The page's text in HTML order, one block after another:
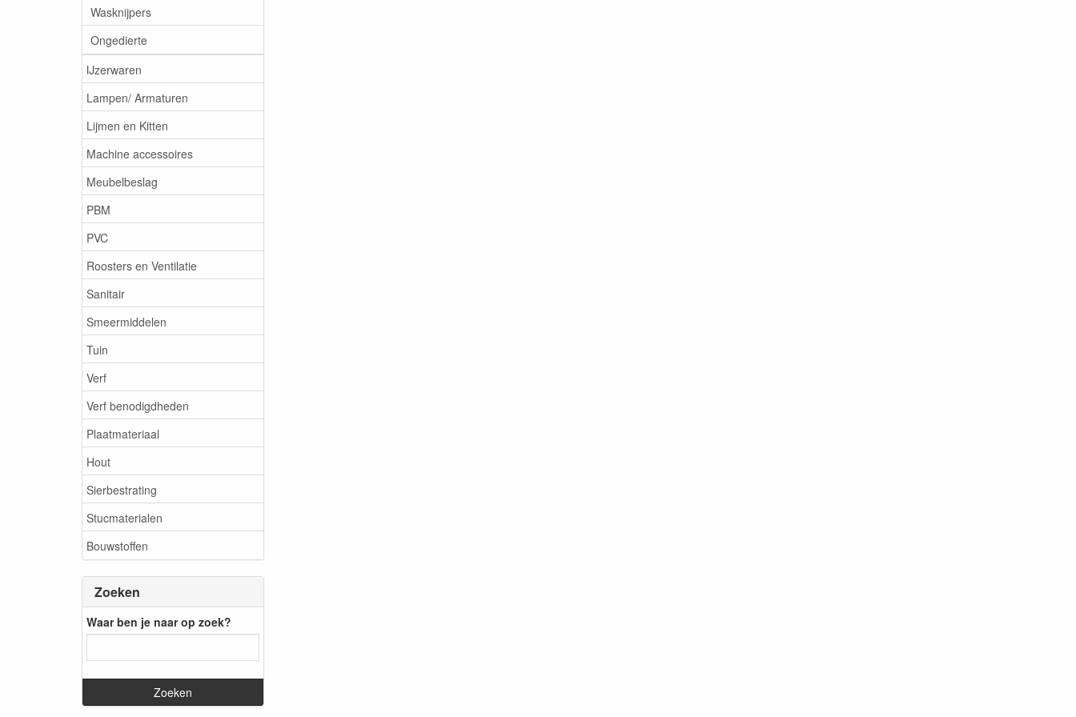
Wasknijpers
Ongedierte
IJzerwaren
Lampen/ Armaturen
Lijmen en Kitten
Machine accessoires
Meubelbeslag
PBM
PVC
Roosters en Ventilatie
Sanitair
Smeermiddelen
Tuin
Verf
Verf benodigdheden
Plaatmateriaal
Hout
Sierbestrating
Stucmaterialen
Bouwstoffen
Zoeken
Waar ben je naar op zoek?